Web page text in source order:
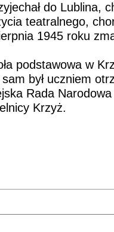
do Lublina,
teatralnego,
1945 roku
podstawowa w
był uczniem
Rada Narodowa
Krzyż.